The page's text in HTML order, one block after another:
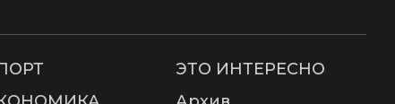
ЭТО ИНТЕРЕСНО